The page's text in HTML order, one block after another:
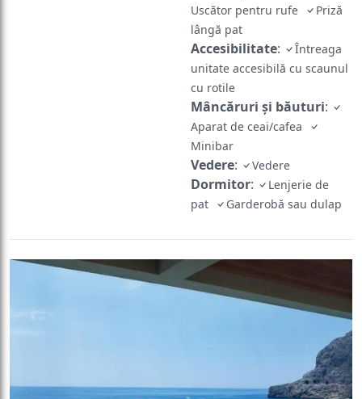
Uscător pentru rufe
Priză
lângă pat
Accesibilitate:
Întreaga
unitate accesibilă cu scaunul
cu rotile
Mâncăruri și băuturi:
Aparat de ceai/cafea
Minibar
Vedere: Vedere
Dormitor:
Lenjerie de
pat
Garderobă sau dulap